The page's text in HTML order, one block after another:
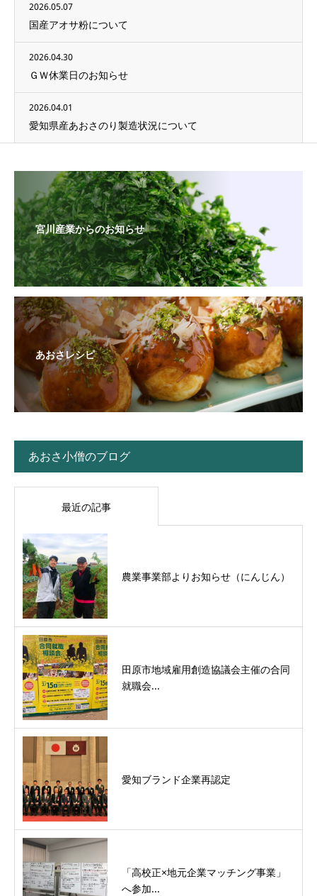
2026.05.07
国産アオサ粉について
2026.04.30
ＧＷ休業日のお知らせ
2026.04.01
愛知県産あおさのり製造状況について
宮川産業からのお知らせ
あおさレシピ
あおさ小僧のブログ
最近の記事
農業事業部よりお知らせ（にんじん）
田原市地域雇用創造協議会主催の合同
就職会...
愛知ブランド企業再認定
「高校正×地元企業マッチング事業」
へ参加...